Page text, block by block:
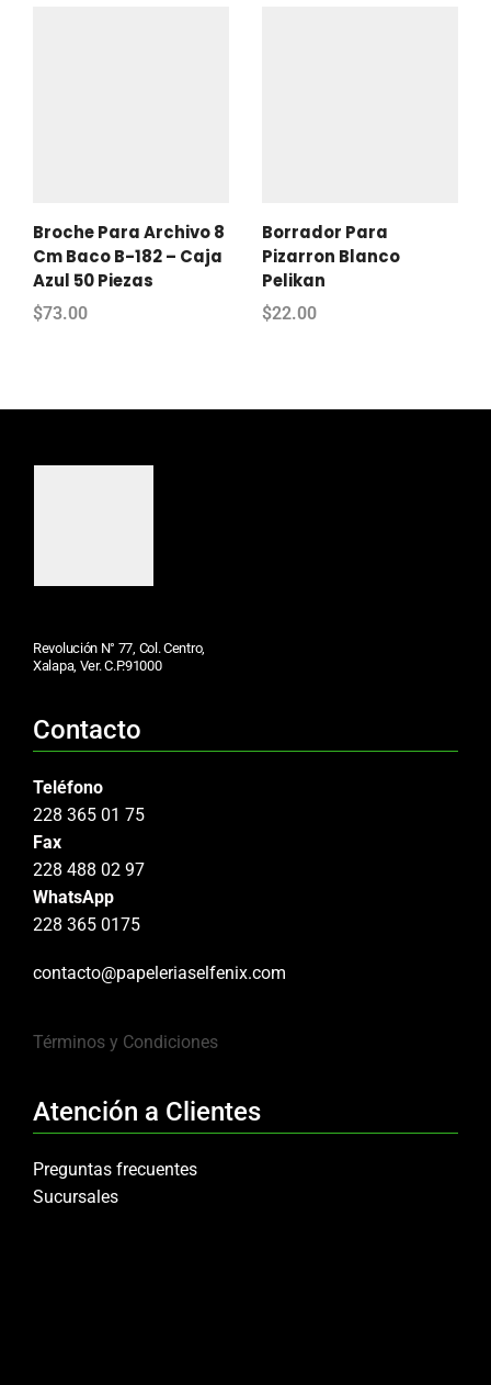
Broche Para Archivo 8
Cm Baco B-182 – Caja
Azul 50 Piezas
$73.00
Borrador Para
Pizarron Blanco
Pelikan
$22.00
Revolución N° 77, Col. Centro,
Xalapa, Ver. C.P.91000
Contacto
Teléfono
228 365 01 75
Fax
228 488 02 97
WhatsApp
228 365 0175
contacto@papeleriaselfenix.com
Términos y Condiciones
Atención a Clientes
Preguntas frecuentes
Sucursales